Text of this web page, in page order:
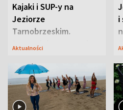
Kajaki i SUP-y na
Jeziorze
Tarnobrzeskim.
Przyrodnicy zwracają
Aktualności
i